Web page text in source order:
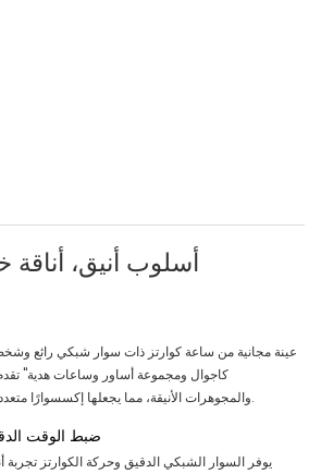
أسلوب أنيق، أناقة
كاجوال ومجموعة أساور وساعات هدية" تقدم
والمجوهرات الأنيقة، مما يجعلها إكسسوارًا متعدد الاستخدامات لأي مناسبة.
ضبط الوقت
يوفر السوار الشبكي الدقيق وحركة الكوارتز تجربة